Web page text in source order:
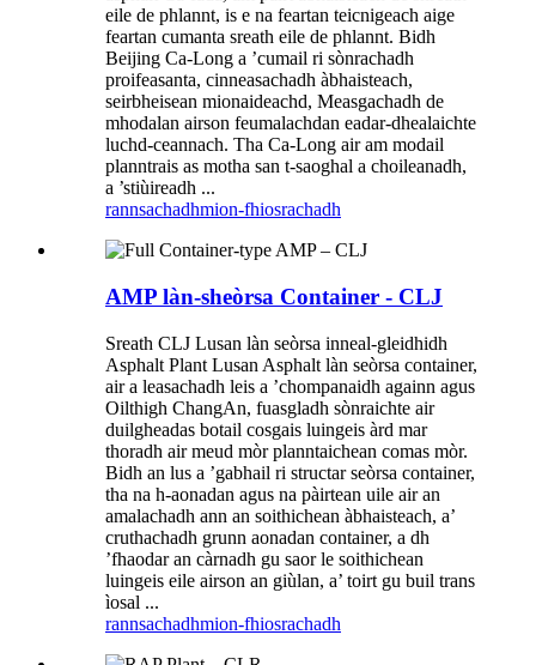
eile de phlannt, is e na feartan teicnigeach aige
feartan cumanta sreath eile de phlannt. Bidh
Beijing Ca-Long a ’cumail ri sònrachadh
proifeasanta, cinneasachadh àbhaisteach,
seirbheisean mionaideachd, Measgachadh de
mhodalan airson feumalachdan eadar-dhealaichte
luchd-ceannach. Tha Ca-Long air am modail
planntrais as motha san t-saoghal a choileanadh,
a ’stiùireadh ...
rannsachadhmion-fhiosrachadh
AMP làn-sheòrsa Container - CLJ
Sreath CLJ Lusan làn seòrsa inneal-gleidhidh
Asphalt Plant Lusan Asphalt làn seòrsa container,
air a leasachadh leis a ’chompanaidh againn agus
Oilthigh ChangAn, fuasgladh sònraichte air
duilgheadas botail cosgais luingeis àrd mar
thoradh air meud mòr planntaichean comas mòr.
Bidh an lus a ’gabhail ri structar seòrsa container,
tha na h-aonadan agus na pàirtean uile air an
amalachadh ann an soithichean àbhaisteach, a’
cruthachadh grunn aonadan container, a dh
’fhaodar an càrnadh gu saor le soithichean
luingeis eile airson an giùlan, a’ toirt gu buil trans
ìosal ...
rannsachadhmion-fhiosrachadh